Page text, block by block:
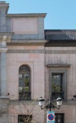
NUEVA